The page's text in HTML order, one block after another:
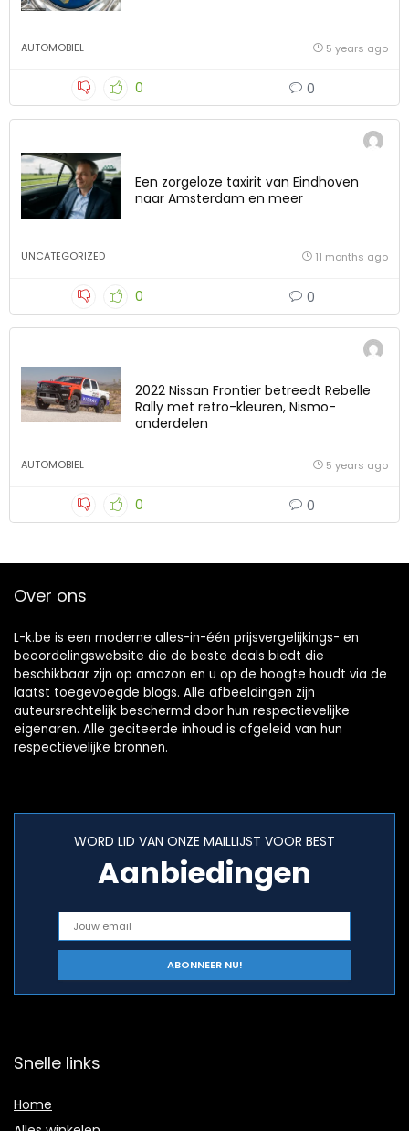
AUTOMOBIEL 5 years ago
0 0
Een zorgeloze taxirit van Eindhoven
naar Amsterdam en meer
UNCATEGORIZED 11 months ago
0 0
2022 Nissan Frontier betreedt Rebelle
Rally met retro-kleuren, Nismo-
onderdelen
AUTOMOBIEL 5 years ago
0 0
Over ons
L-k.be is een moderne alles-in-één prijsvergelijkings- en
beoordelingswebsite die de beste deals biedt die
beschikbaar zijn op amazon en u op de hoogte houdt via de
laatst toegevoegde blogs. Alle afbeeldingen zijn
auteursrechtelijk beschermd door hun respectievelijke
eigenaren. Alle geciteerde inhoud is afgeleid van hun
respectievelijke bronnen.
WORD LID VAN ONZE MAILLIJST VOOR BEST
Aanbiedingen
Snelle links
Home